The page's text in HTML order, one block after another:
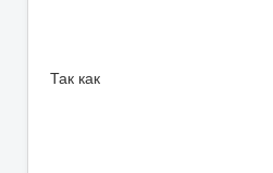
Так как